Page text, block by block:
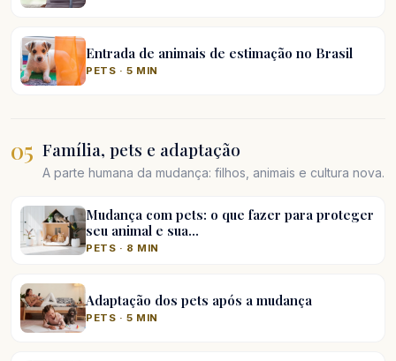
Entrada de animais de estimação no Brasil
PETS · 5 MIN
05 Família, pets e adaptação
A parte humana da mudança: filhos, animais e cultura nova.
Mudança com pets: o que fazer para proteger
seu animal e sua…
PETS · 8 MIN
Adaptação dos pets após a mudança
PETS · 5 MIN